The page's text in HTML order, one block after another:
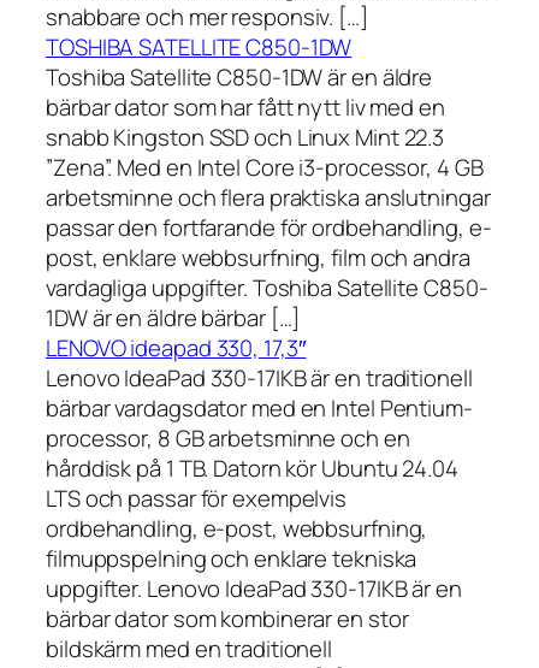
snabbare och mer responsiv. […]
TOSHIBA SATELLITE C850-1DW
Toshiba Satellite C850-1DW är en äldre
bärbar dator som har fått nytt liv med en
snabb Kingston SSD och Linux Mint 22.3
”Zena”. Med en Intel Core i3-processor, 4 GB
arbetsminne och flera praktiska anslutningar
passar den fortfarande för ordbehandling, e-
post, enklare webbsurfning, film och andra
vardagliga uppgifter. Toshiba Satellite C850-
1DW är en äldre bärbar […]
LENOVO ideapad 330, 17,3″
Lenovo IdeaPad 330-17IKB är en traditionell
bärbar vardagsdator med en Intel Pentium-
processor, 8 GB arbetsminne och en
hårddisk på 1 TB. Datorn kör Ubuntu 24.04
LTS och passar för exempelvis
ordbehandling, e-post, webbsurfning,
filmuppspelning och enklare tekniska
uppgifter. Lenovo IdeaPad 330-17IKB är en
bärbar dator som kombinerar en stor
bildskärm med en traditionell